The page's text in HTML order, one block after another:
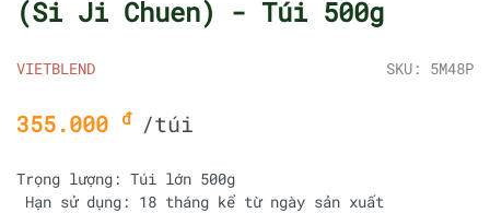
(Si Ji Chuen) - Túi 500g
VIETBLEND SKU: 5M48P
355.000 đ /túi
Trọng lượng: Túi lớn 500g
Hạn sử dụng: 18 tháng kể từ ngày sản xuất